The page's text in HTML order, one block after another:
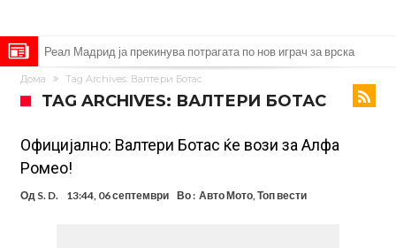
Реал Мадрид ја прекинува потрагата по нов играч за врска
Мекгрегор успешно опериран: Коленото е средено, се враќам
Ханси Флик не жали долго за Араухо, туку брзо најде замена во
англиската Премиер лига
Играч на Барселона бесен го напушти тренингот по
срцепарателните зборови на Флик
Кам-бек на терен за Мудрик по над 600 дена, но веднаш
заМИнува на позајмица!?
Џејк Пол започнува голем напад на УФЦ
Дома Tag Archives: Валтери Ботас
TAG ARCHIVES: ВАЛТЕРИ БОТАС
Официјално: Валтери Ботас ќе вози за Алфа
Ромео!
Од S. D. 13:44, 06 септември Во : Авто Мото, Топ вести